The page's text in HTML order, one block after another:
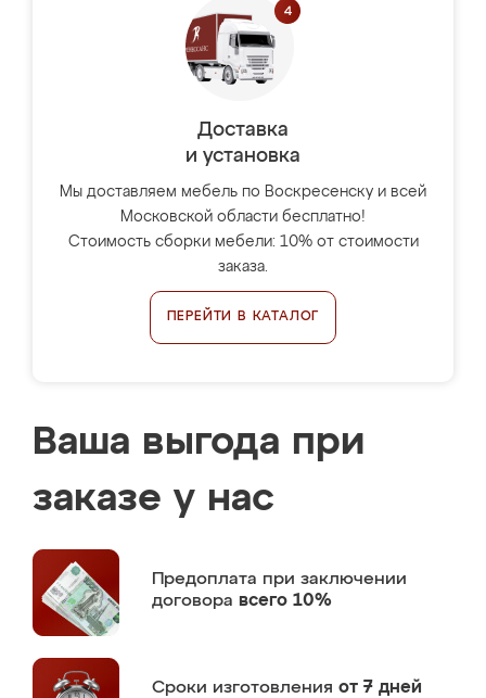
Доставка
и установка
Мы доставляем мебель по Воскресенску и всей
Московской области бесплатно!
Стоимость сборки мебели: 10% от стоимости
заказа.
ПЕРЕЙТИ В КАТАЛОГ
Ваша выгода при
заказе у нас
Предоплата при заключении
договора всего 10%
Сроки изготовления от 7 дней